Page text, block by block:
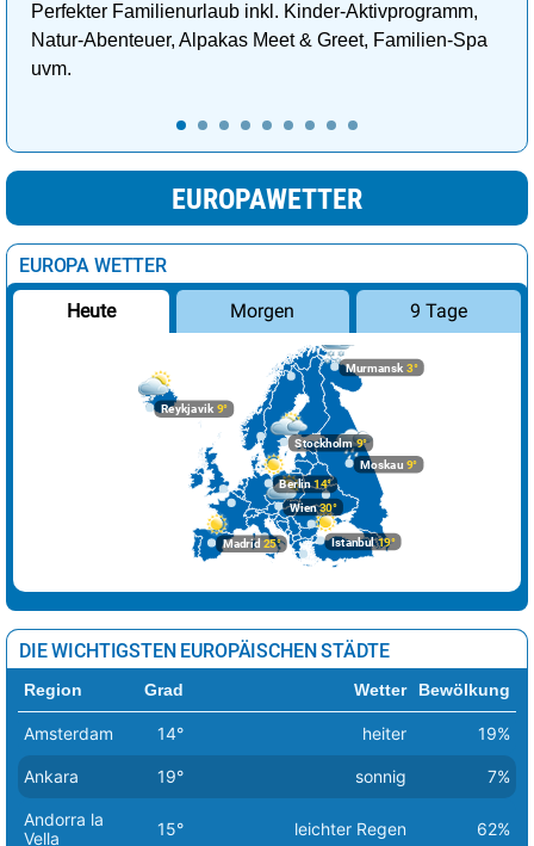
Perfekter Familienurlaub inkl. Kinder-Aktivprogramm,
Natur-Abenteuer, Alpakas Meet & Greet, Familien-Spa
uvm.
EUROPAWETTER
EUROPA WETTER
Heute Morgen 9 Tage
Wien30°
Madrid25°
Reykjavik 9°
Murmansk 3°
Istanbul19°
Berlin14°
Stockholm9°
Moskau 9°
DIE WICHTIGSTEN EUROPÄISCHEN STÄDTE
Region Grad Wetter Bewölkung
Amsterdam 14° heiter 19%
Ankara 19° sonnig 7%
Andorra la
Vella
15° leichter Regen 62%